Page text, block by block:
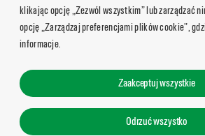
klikając opcję „Zezwól wszystkim” lub zarządzać
opcję „Zarządzaj preferencjami plików cookie”,
informacje.
Zaakceptuj wszystkie
Odrzuć wszystko